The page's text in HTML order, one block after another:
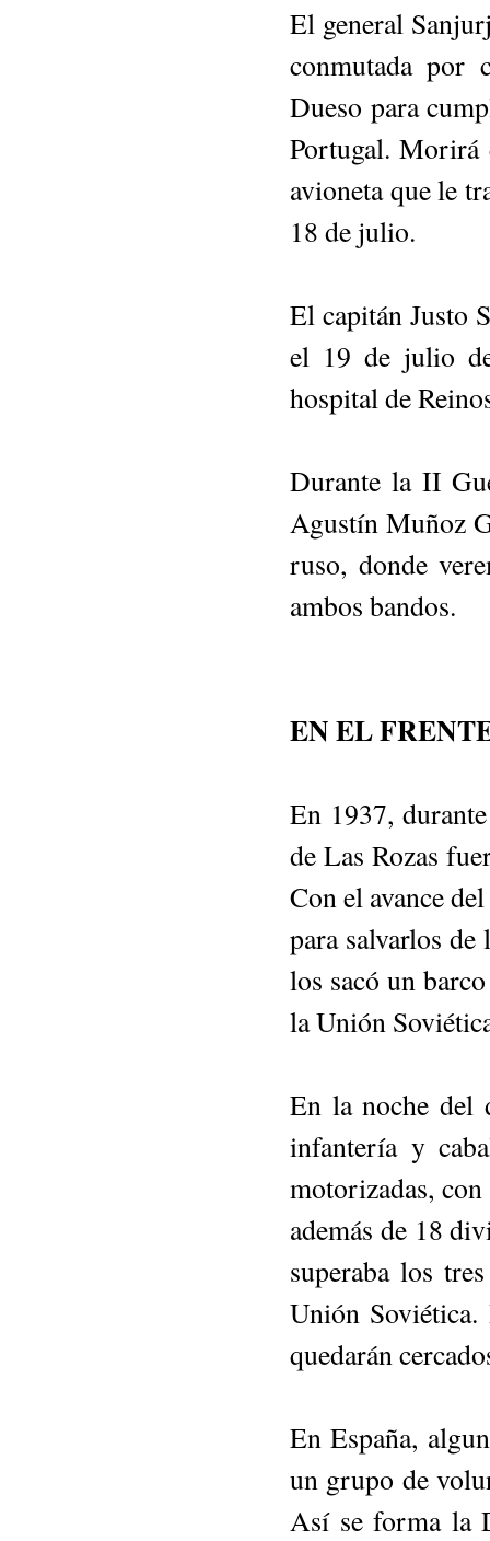
El general
conmutada por
Dueso para
Portugal.
avioneta que le
18 de julio.
El capitán Justo
el 19 de julio
hospital de
Durante la II
Agustín Muñoz
ruso, donde
ambos bandos.
EN EL
En 1937,
de Las Rozas
Con el avance
para salvar­los
los sacó un
la Unión
En la noche del
infantería y
motorizadas,
además de 18
superaba los
Unión
quedarán
En España,
un grupo de
Así se forma la